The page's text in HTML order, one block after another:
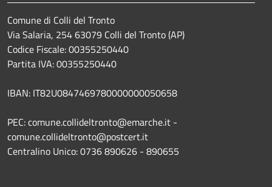
Comune di Colli del Tronto
Via Salaria, 254 63079 Colli del Tronto (AP)
Codice Fiscale: 00355250440
Partita IVA: 00355250440
IBAN: IT82U0847469780000000050658
PEC: comune.collideltronto@emarche.it -
comune.collideltronto@postcert.it
Centralino Unico: 0736 890626 - 890655